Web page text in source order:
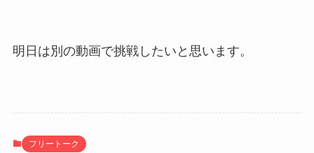
明日は別の動画で挑戦したいと思います。
フリートーク